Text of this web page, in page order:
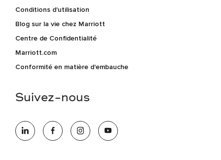
Conditions d'utilisation
Blog sur la vie chez Marriott
Centre de Confidentialité
Marriott.com
Conformité en matière d'embauche
Suivez-nous